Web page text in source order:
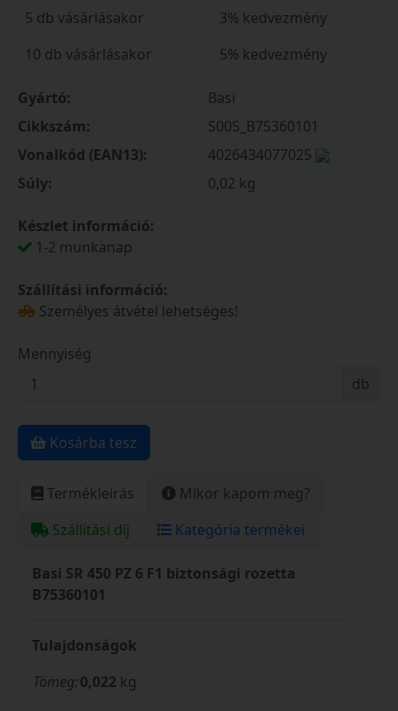
5 db vásárlásakor
3% kedvezmény
10 db vásárlásakor
5% kedvezmény
Gyártó:
Basi
Cikkszám:
S005_B75360101
Vonalkód (EAN13):
4026434077025
Súly:
0,02 kg
Készlet információ:
1-2 munkanap
Szállítási információ:
Személyes átvétel lehetséges!
Mennyiség
db
Kosárba tesz
Termékleírás
Mikor kapom meg?
Szállítási díj
Kategória termékei
Basi SR 450 PZ 6 F1 biztonsági rozetta
B75360101
Tulajdonságok
Tömeg:0,022 kg